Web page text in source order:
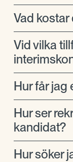
Vad
Vid vilka
Hur får jag
Hur ser
kandidat?
Hur söker